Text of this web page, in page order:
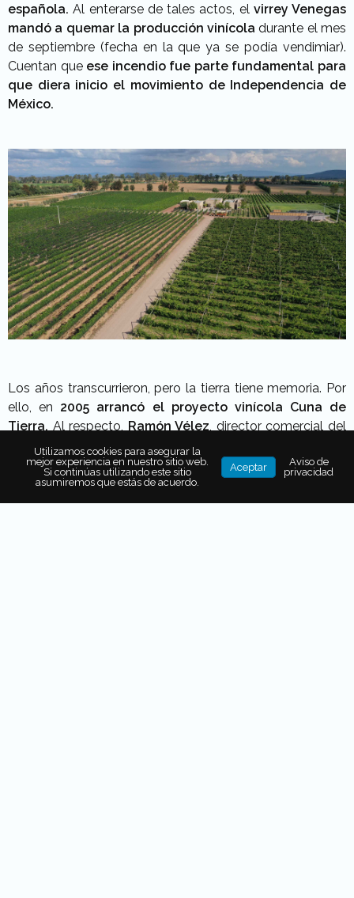
española. Al enterarse de tales actos, el virrey Venegas
mandó a quemar la producción vinícola durante el mes
de septiembre (fecha en la que ya se podía vendimiar).
Cuentan que ese incendio fue parte fundamental para
que diera inicio el movimiento de Independencia de
México.
Los años transcurrieron, pero la tierra tiene memoria. Por
ello, en 2005 arrancó el proyecto vinícola Cuna de
Tierra. Al respecto, Ramón Vélez , director comercial del
proyecto, compartió en entrevista: “
el lugar en donde se acuñó una ‘nueva tierra’.Por eso
la historia de estos viñedos es tan interesante,
romántica, llena de tradición y de valores”.
Utilizamos cookies para asegurar la
mejor experiencia en nuestro sitio web.
Si continúas utilizando este sitio
asumiremos que estás de acuerdo.
Aceptar
Aviso de
privacidad